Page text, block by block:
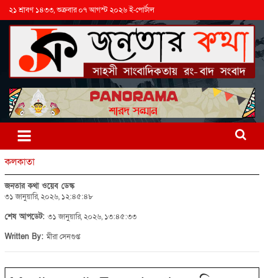
২১ শ্রাবণ ১৪৩৩, শুক্রবার ০৭ আগস্ট ২০২৬ ই-পোর্টাল
কলকাতা
জনতার কথা ওয়েব ডেস্ক
৩১ জানুয়ারি, ২০২৬, ১২:৪৫:৪৮
শেষ আপডেট: ৩১ জানুয়ারি, ২০২৬, ১৩:৪৫:৩৩
Written By:মীরা সেনগুপ্ত